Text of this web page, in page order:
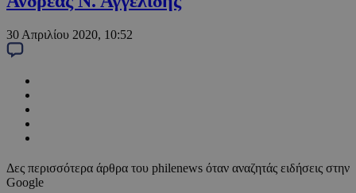
30 Απριλίου 2020, 10:52
Δες περισσότερα άρθρα του philenews όταν αναζητάς ειδήσεις στην
Google